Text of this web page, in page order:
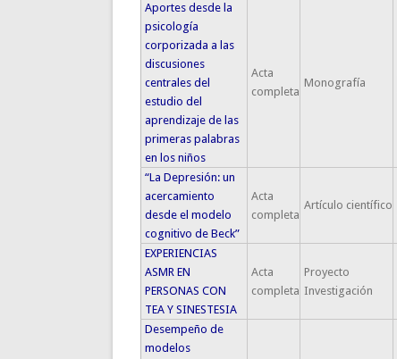
Aportes desde la
psicología
corporizada a las
discusiones
centrales del
estudio del
aprendizaje de las
primeras palabras
en los niños
Acta
completa
Monografía
“La Depresión: un
acercamiento
desde el modelo
cognitivo de Beck”
Acta
completa
Artículo científico
EXPERIENCIAS
ASMR EN
PERSONAS CON
TEA Y SINESTESIA
Acta
completa
Proyecto
Investigación
Desempeño de
modelos